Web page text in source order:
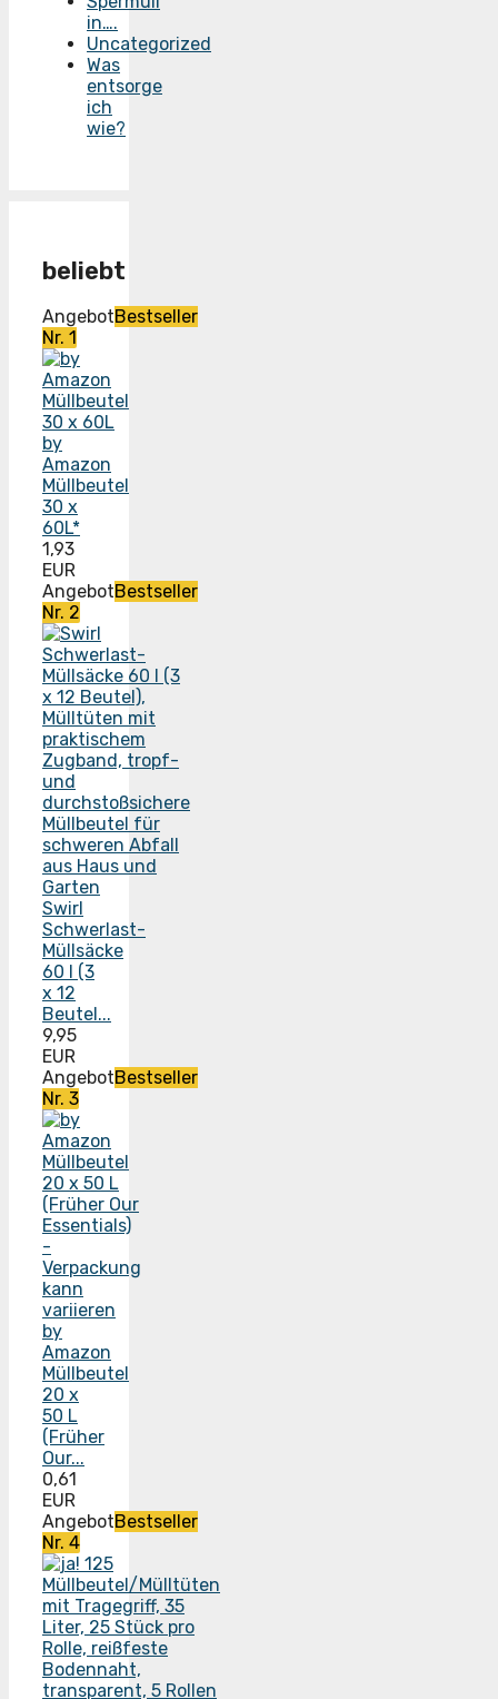
in….
Uncategorized
Was
entsorge
ich
wie?
beliebt
AngebotBestseller
Nr. 1
by
Amazon
Müllbeutel
30 x
60L*
1,93
EUR
AngebotBestseller
Nr. 2
Swirl
Schwerlast-
Müllsäcke
60 l (3
x 12
Beutel...
9,95
EUR
AngebotBestseller
Nr. 3
by
Amazon
Müllbeutel
20 x
50 L
(Früher
Our...
0,61
EUR
AngebotBestseller
Nr. 4